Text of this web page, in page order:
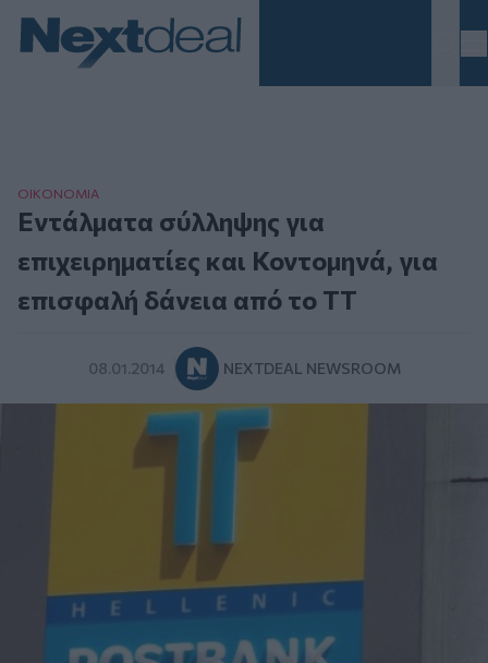
ΟΙΚΟΝΟΜΙΑ
Eντάλματα σύλληψης για
επιχειρηματίες και Κοντομηνά, για
επισφαλή δάνεια από το ΤΤ
08.01.2014 NEXTDEAL NEWSROOM